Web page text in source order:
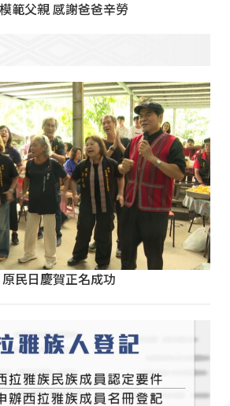
範父親 感謝爸爸辛勞
民日慶賀正名成功